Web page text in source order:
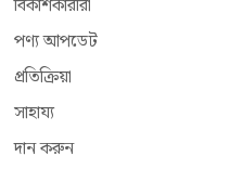
বিকাশকারীরা
পণ্য আপডেট
প্রতিক্রিয়া
সাহায্য
দান করুন